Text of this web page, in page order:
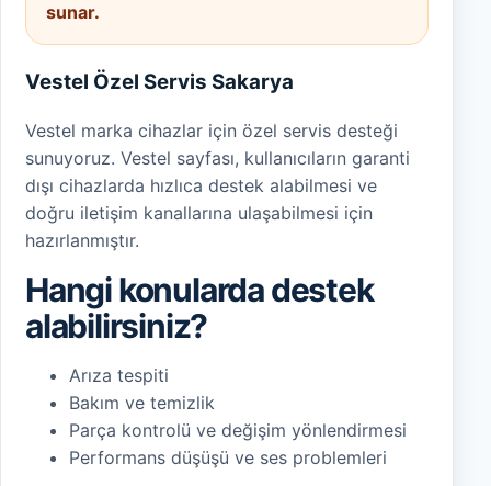
sunar.
Vestel Özel Servis Sakarya
Vestel marka cihazlar için özel servis desteği
sunuyoruz. Vestel sayfası, kullanıcıların garanti
dışı cihazlarda hızlıca destek alabilmesi ve
doğru iletişim kanallarına ulaşabilmesi için
hazırlanmıştır.
Hangi konularda destek
alabilirsiniz?
Arıza tespiti
Bakım ve temizlik
Parça kontrolü ve değişim yönlendirmesi
Performans düşüşü ve ses problemleri